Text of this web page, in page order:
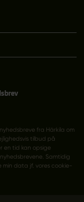
fra Härkila om
tilbud på
en tid kan opsige
Samtidig
data jf. vores cookie-